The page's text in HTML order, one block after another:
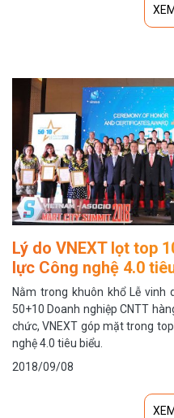
Lý do VNEXT lọt top
lực Công nghệ 4.0
Nằm trong khuôn khổ Lễ vinh
50+10 Doanh nghiệp CNTT
chức, VNEXT góp mặt trong
nghệ 4.0 tiêu biểu.
2018/09/08